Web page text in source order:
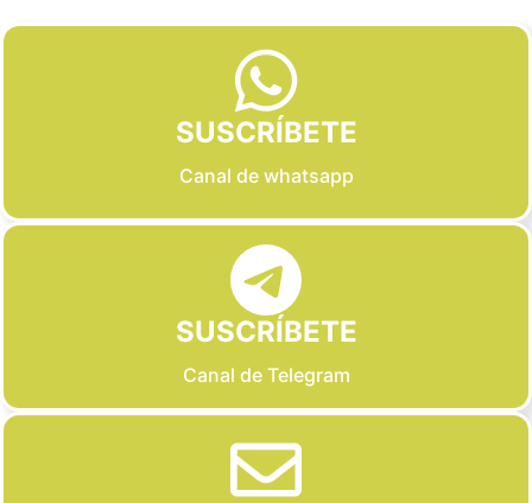
SUSCRÍBETE
Canal de whatsapp
SUSCRÍBETE
Canal de Telegram